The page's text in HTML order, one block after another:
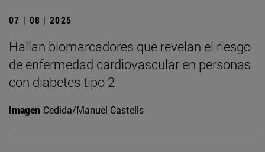
07 | 08 | 2025
Hallan biomarcadores que revelan el riesgo
de enfermedad cardiovascular en personas
con diabetes tipo 2
Imagen Cedida/Manuel Castells